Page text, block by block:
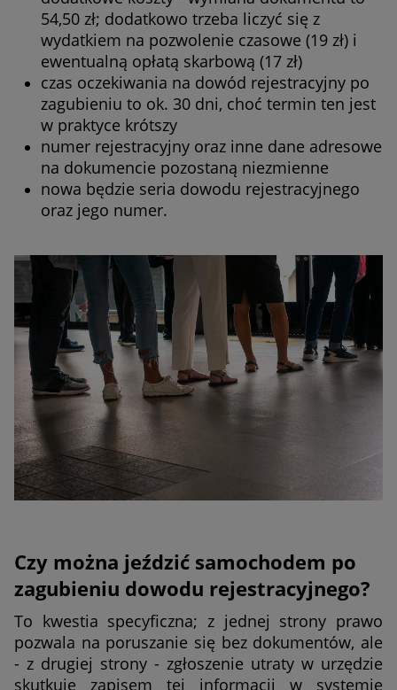
54,50 zł; dodatkowo trzeba liczyć się z
wydatkiem na pozwolenie czasowe (19 zł) i
ewentualną opłatą skarbową (17 zł)
czas oczekiwania na dowód rejestracyjny po
zagubieniu to ok. 30 dni, choć termin ten jest
w praktyce krótszy
numer rejestracyjny oraz inne dane adresowe
na dokumencie pozostaną niezmienne
nowa będzie seria dowodu rejestracyjnego
oraz jego numer.
Czy można jeździć samochodem po
zagubieniu dowodu rejestracyjnego?
To kwestia specyficzna; z jednej strony prawo
pozwala na poruszanie się bez dokumentów, ale
- z drugiej strony - zgłoszenie utraty w urzędzie
skutkuje zapisem tej informacji w systemie